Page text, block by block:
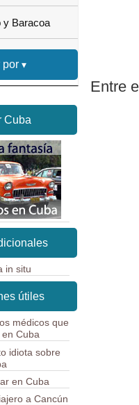
y Baracoa
por
Entre
Cuba
in situ
útiles
médicos que
Cuba
idiota sobre
en Cuba
a Cancún